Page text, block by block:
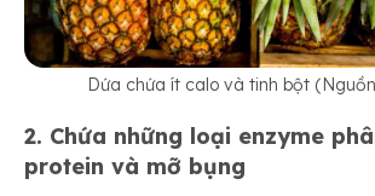
Dứa chứa ít calo và tinh bột
2. Chứa những loại enzyme
protein và mỡ bụng